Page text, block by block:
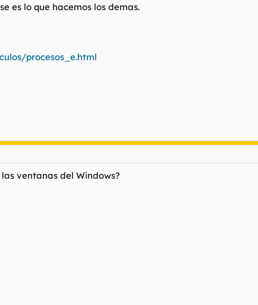
es lo que hacemos los demas.
procesos_e.html
ventanas del Windows?